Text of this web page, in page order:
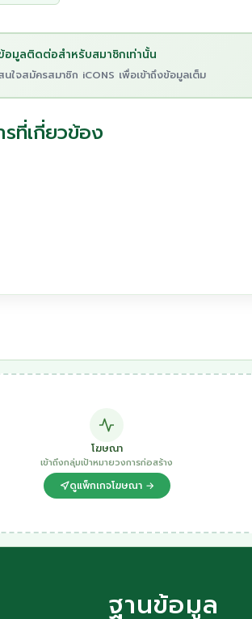
อมูลติดต่อสำหรับสมาชิกเท่านั้น
นใจสมัครสมาชิก iCONS เพื่อเข้าถึงข้อมูลเต็ม
รที่เกี่ยวข้อง
โฆษณา
เข้าถึงกลุ่มเป้าหมายวงการก่อสร้าง
ดูแพ็กเกจโฆษณา →
ฐานข้อมูล